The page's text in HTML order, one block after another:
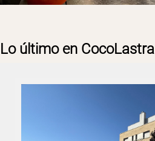
Lo último en CocoLastra